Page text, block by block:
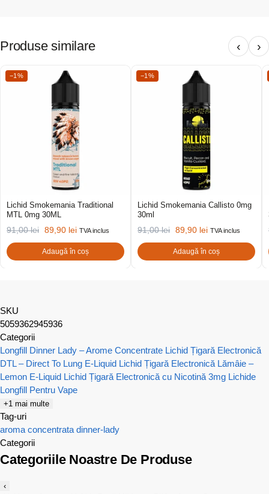
Produse similare ‹ ›
−1%
Lichid Smokemania Traditional
MTL 0mg 30ML
91,00lei 89,90 lei TVA inclus
Adaugă în coș
−1%
Lichid Smokemania Callisto 0mg
30ml
91,00lei 89,90 lei TVA inclus
Adaugă în coș
SKU
5059362945936
Categorii
Longfill Dinner Lady – Arome Concentrate Lichid Țigară Electronică
DTL – Direct To Lung E-Liquid Lichid Țigară Electronică Lămâie –
Lemon E-Liquid Lichid Țigară Electronică cu Nicotină 3mg Lichide
Longfill Pentru Vape
+1 mai multe
Tag-uri
aroma concentrata dinner-lady
Categorii
Categoriile Noastre De Produse
‹